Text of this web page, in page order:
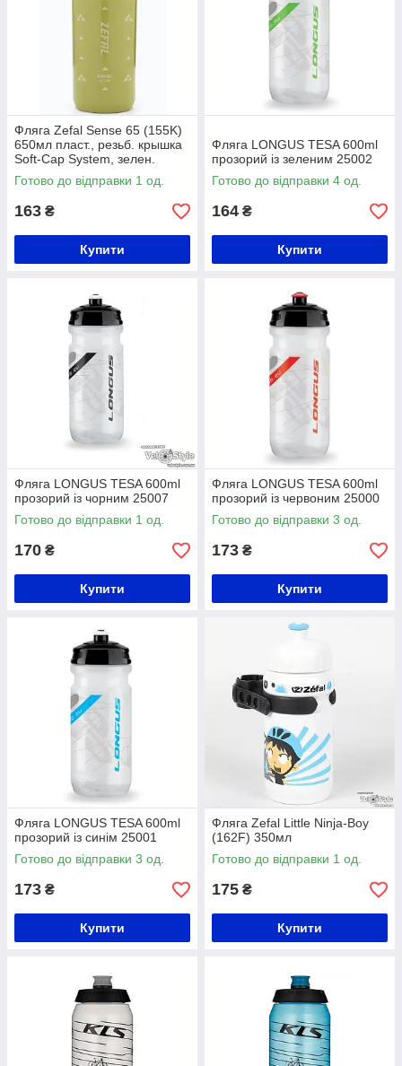
Фляга Zefal Sense 65 (155K)
650мл пласт., резьб. крышка
Soft-Cap System, зелен.
Готово до відправки 1 од.
163 ₴
Купити
Фляга LONGUS TESA 600ml
прозорий із зеленим 25002
Готово до відправки 4 од.
164 ₴
Купити
Фляга LONGUS TESA 600ml
прозорий із чорним 25007
Готово до відправки 1 од.
170 ₴
Купити
Фляга LONGUS TESA 600ml
прозорий із червоним 25000
Готово до відправки 3 од.
173 ₴
Купити
Фляга LONGUS TESA 600ml
прозорий із синім 25001
Готово до відправки 3 од.
173 ₴
Купити
Фляга Zefal Little Ninja-Boy
(162F) 350мл
Готово до відправки 1 од.
175 ₴
Купити